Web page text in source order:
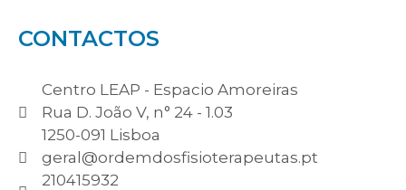
CONTACTOS
Centro LEAP - Espacio Amoreiras
Rua D. João V, n° 24 - 1.03
1250-091 Lisboa
geral@ordemdosfisioterapeutas.pt
210415932